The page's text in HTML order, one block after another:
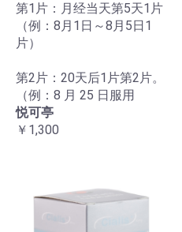
第1片：月经当天第5天1片
（例：8月1日～8月5日1
片）
第2片：20天后1片第2片。
（例：8 月 25 日服用
悦可亭
￥1,300